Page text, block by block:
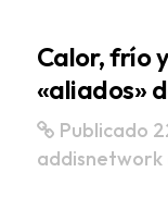
Calor, frío
«aliados»
Publicado
addisnetwork